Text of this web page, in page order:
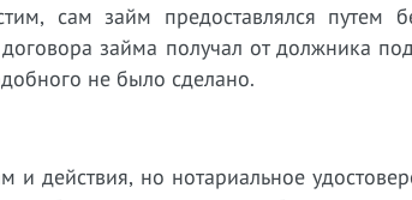
сам займ предоставлялся путем
займа получал от должника
не было сделано.
действия, но нотариальное